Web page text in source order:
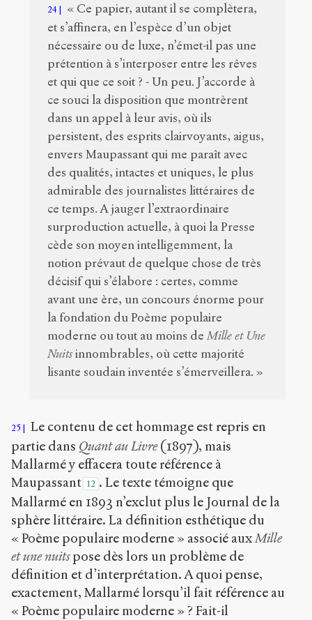
24
« Ce papier, autant il se complètera,
et s’affinera, en l’espèce d’un objet
nécessaire ou de luxe, n’émet-il pas une
prétention à s’interposer entre les rêves
et qui que ce soit ? - Un peu. J’accorde à
ce souci la disposition que montrèrent
dans un appel à leur avis, où ils
persistent, des esprits clairvoyants, aigus,
envers Maupassant qui me paraît avec
des qualités, intactes et uniques, le plus
admirable des journalistes littéraires de
ce temps. A jauger l’extraordinaire
surproduction actuelle, à quoi la Presse
cède son moyen intelligemment, la
notion prévaut de quelque chose de très
décisif qui s’élabore : certes, comme
avant une ère, un concours énorme pour
la fondation du Poème populaire
moderne ou tout au moins deMille et Une
Nuitsinnombrables, où cette majorité
lisante soudain inventée s’émerveillera. »
25
Le contenu de cet hommage est repris en
partie dans Quant au Livre(1897), mais
Mallarmé y effacera toute référence à
Maupassant 12 . Le texte témoigne que
Mallarmé en 1893 n’exclut plus le Journal de la
sphère littéraire. La définition esthétique du
« Poème populaire moderne » associé auxMille
et une nuitspose dès lors un problème de
définition et d’interprétation. A quoi pense,
exactement, Mallarmé lorsqu’il fait référence au
« Poème populaire moderne » ? Fait-il